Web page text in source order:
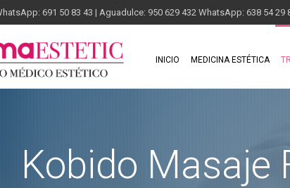
691 50 83 43 | Aguadulce: 950 629 432 WhatsApp: 638 54 29
INICIO MEDICINA ESTÉTICA
Kobido Masaje